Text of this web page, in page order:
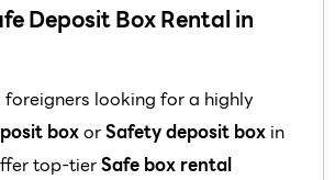
Deposit Box Rental in
foreigners looking for a highly
boxorSafety deposit box in
top-tierSafe box rental